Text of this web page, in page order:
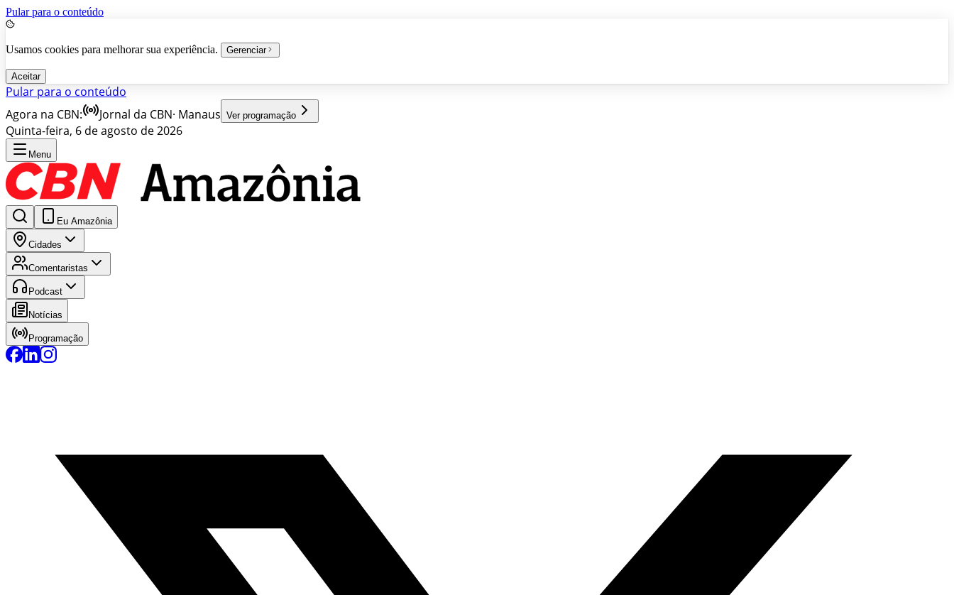
Pular para o conteúdo
Usamos cookies para melhorar sua experiência. Gerenciar
Aceitar
Pular para o conteúdo
Agora na CBN:
Jornal da CBN· Manaus Ver programação
Quinta-feira, 6 de agosto de 2026
Menu
Eu Amazônia
Cidades
Comentaristas
Podcast
Notícias
Programação